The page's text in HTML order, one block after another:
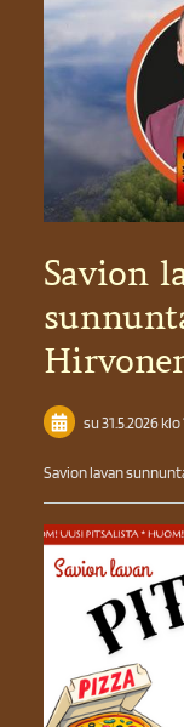
Savion
su 31.5.2026klo
Savion lavan